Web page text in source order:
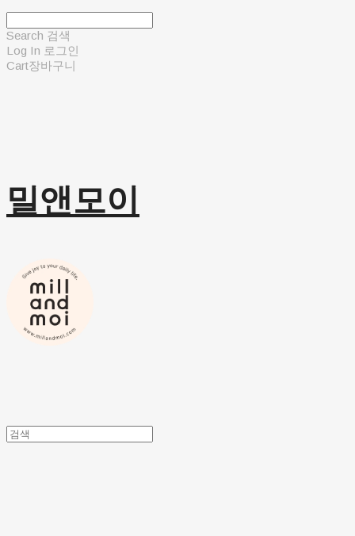
Search 검색
Log In 로그인
Cart장바구니
밀앤모이